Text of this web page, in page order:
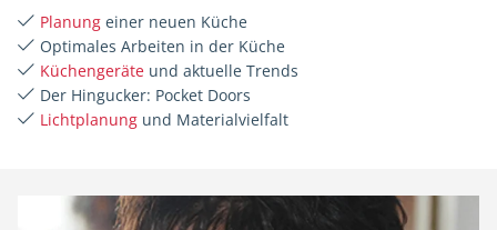
Planung einer neuen Küche
Optimales Arbeiten in der Küche
Küchengeräte und aktuelle Trends
Der Hingucker: Pocket Doors
Lichtplanung und Materialvielfalt